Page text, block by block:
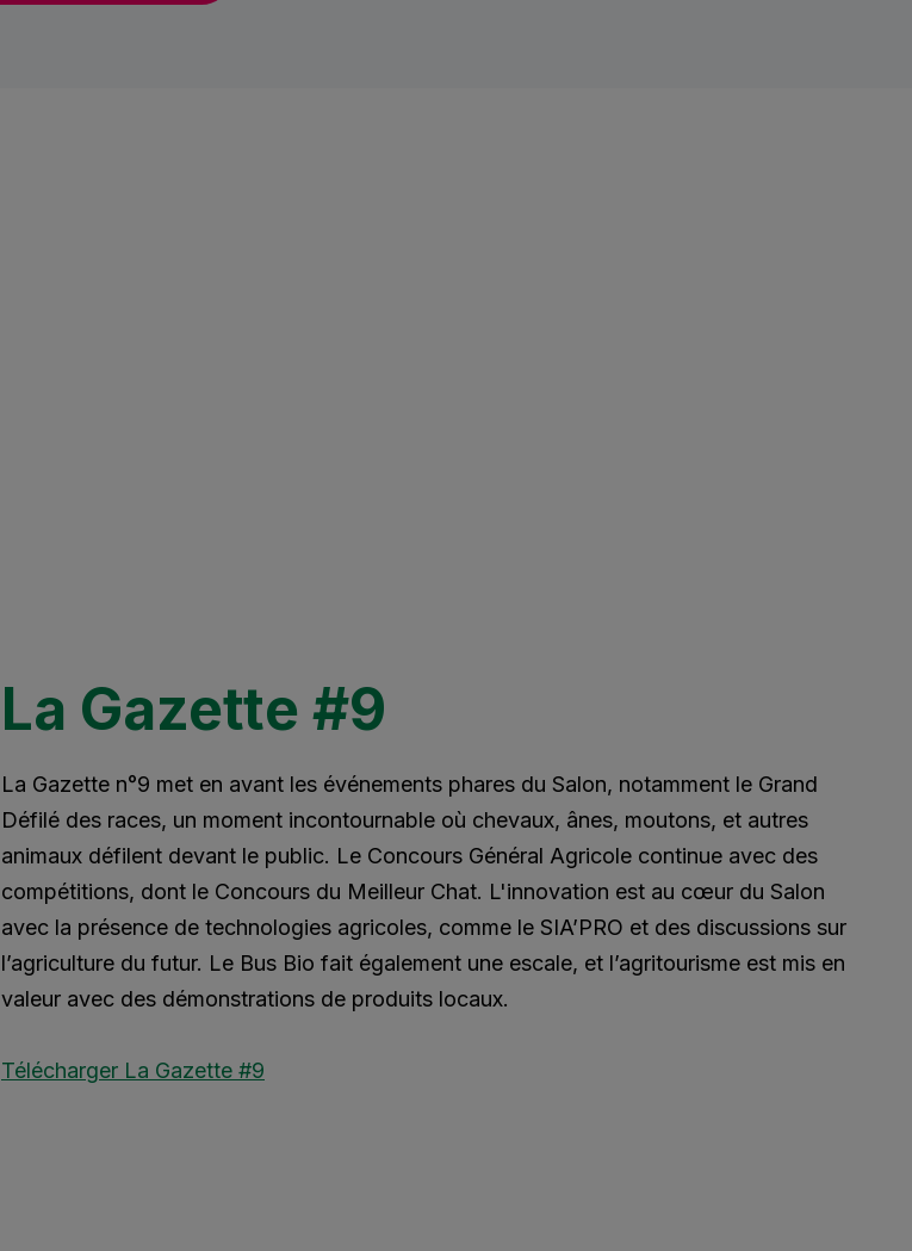
La Gazette #9
La Gazette n°9 met en avant les événements phares du Salon, notamment le Grand
Défilé des races, un moment incontournable où chevaux, ânes, moutons, et autres
animaux défilent devant le public. Le Concours Général Agricole continue avec des
compétitions, dont le Concours du Meilleur Chat. L'innovation est au cœur du Salon
avec la présence de technologies agricoles, comme le SIA’PRO et des discussions sur
l’agriculture du futur. Le Bus Bio fait également une escale, et l’agritourisme est mis en
valeur avec des démonstrations de produits locaux.
Télécharger La Gazette #9